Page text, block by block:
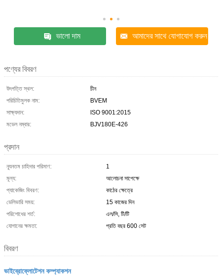
ভালো দাম আমাদের সাথে যোগাযোগ করুন
পণ্যের বিবরণ
উৎপত্তি স্থল:
চীন
পরিচিতিমুলক নাম:
BVEM
সাক্ষ্যদান:
ISO 9001:2015
মডেল নম্বার:
BJV180E-426
প্রদান
ন্যূনতম চাহিদার পরিমাণ:
1
মূল্য:
আলোচনা সাপেক্ষে
প্যাকেজিং বিবরণ:
কাঠের ক্ষেত্রে
ডেলিভারি সময়:
15 কাজের দিন
পরিশোধের শর্ত:
এল/সি, টি/টি
যোগানের ক্ষমতা:
প্রতি বছর 600 সেট
বিবরণ
ভাইব্রোফ্লোটেশন কম্প্যাকশন